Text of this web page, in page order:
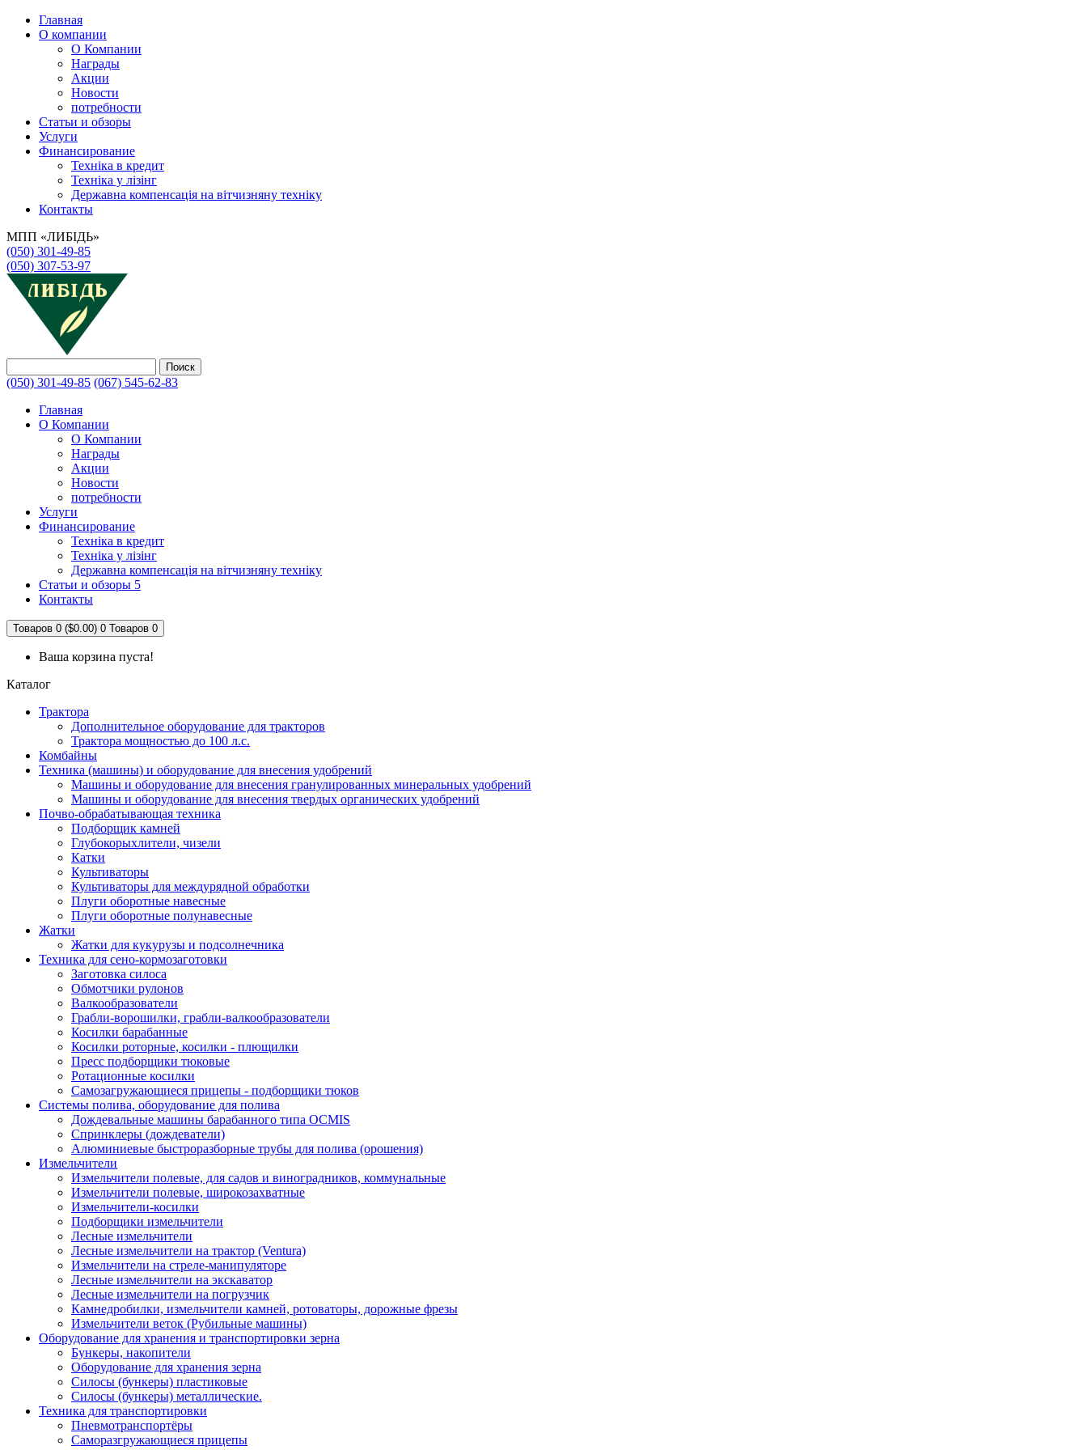
Главная
О компании
О Компании
Награды
Акции
Новости
потребности
Статьи и обзоры
Услуги
Финансирование
Техніка в кредит
Техніка у лізінг
Державна компенсація на вітчизняну техніку
Контакты
МПП «ЛИБІДЬ»
(050) 301-49-85
(050) 307-53-97
Поиск
(050) 301-49-85 (067) 545-62-83
Главная
О Компании
О Компании
Награды
Акции
Новости
потребности
Услуги
Финансирование
Техніка в кредит
Техніка у лізінг
Державна компенсація на вітчизняну техніку
Статьи и обзоры 5
Контакты
Товаров 0 ($0.00) 0 Товаров 0
Ваша корзина пуста!
Каталог
Трактора
Дополнительное оборудование для тракторов
Трактора мощностью до 100 л.с.
Комбайны
Техника (машины) и оборудование для внесения удобрений
Машины и оборудование для внесения гранулированных минеральных удобрений
Машины и оборудование для внесения твердых органических удобрений
Почво-обрабатывающая техника
Подборщик камней
Глубокорыхлители, чизели
Катки
Культиваторы
Культиваторы для междурядной обработки
Плуги оборотные навесные
Плуги оборотные полунавесные
Жатки
Жатки для кукурузы и подсолнечника
Техника для сено-кормозаготовки
Заготовка силоса
Обмотчики рулонов
Валкообразователи
Грабли-ворошилки, грабли-валкообразователи
Косилки барабанные
Косилки роторные, косилки - плющилки
Пресс подборщики тюковые
Ротационные косилки
Самозагружающиеся прицепы - подборщики тюков
Системы полива, оборудование для полива
Дождевальные машины барабанного типа OCMIS
Спринклеры (дождеватели)
Алюминиевые быстроразборные трубы для полива (орошения)
Измельчители
Измельчители полевые, для садов и виноградников, коммунальные
Измельчители полевые, широкозахватные
Измельчители-косилки
Подборщики измельчители
Лесные измельчители
Лесные измельчители на трактор (Ventura)
Измельчители на стреле-манипуляторе
Лесные измельчители на экскаватор
Лесные измельчители на погрузчик
Камнедробилки, измельчители камней, ротоваторы, дорожные фрезы
Измельчители веток (Рубильные машины)
Оборудование для хранения и транспортировки зерна
Бункеры, накопители
Оборудование для хранения зерна
Силосы (бункеры) пластиковые
Силосы (бункеры) металлические.
Техника для транспортировки
Пневмотранспортёры
Саморазгружающиеся прицепы